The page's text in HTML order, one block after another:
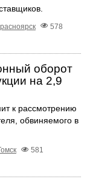
578
оборот
на 2,9
к рассмотрению
обвиняемого в
581